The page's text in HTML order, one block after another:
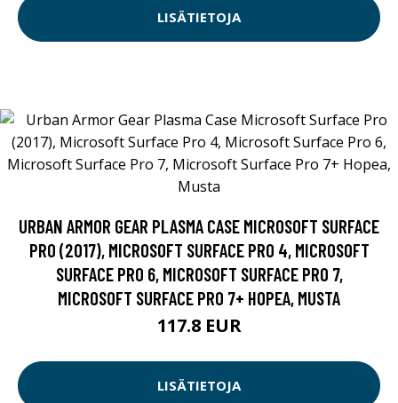
LISÄTIETOJA
URBAN ARMOR GEAR PLASMA CASE MICROSOFT SURFACE
PRO (2017), MICROSOFT SURFACE PRO 4, MICROSOFT
SURFACE PRO 6, MICROSOFT SURFACE PRO 7,
MICROSOFT SURFACE PRO 7+ HOPEA, MUSTA
117.8 EUR
LISÄTIETOJA